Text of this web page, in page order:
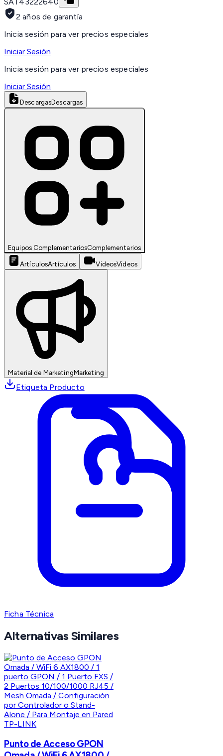
2 años de garantía
Inicia sesión para ver precios especiales
Iniciar Sesión
Inicia sesión para ver precios especiales
Iniciar Sesión
DescargasDescargas
Equipos ComplementariosComplementarios
ArtículosArtículos VideosVideos
Material de MarketingMarketing
Etiqueta Producto
Ficha Técnica
Alternativas Similares
TP-LINK
Punto de Acceso GPON